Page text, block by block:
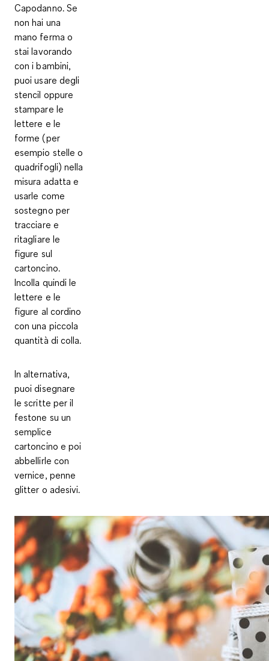
Capodanno. Se
non hai una
mano ferma o
stai lavorando
con i bambini,
puoi usare degli
stencil oppure
stampare le
lettere e le
forme (per
esempio stelle o
quadrifogli) nella
misura adatta e
usarle come
sostegno per
tracciare e
ritagliare le
figure sul
cartoncino.
Incolla quindi le
lettere e le
figure al cordino
con una piccola
quantità di colla.
In alternativa,
puoi disegnare
le scritte per il
festone su un
semplice
cartoncino e poi
abbellirle con
vernice, penne
glitter o adesivi.